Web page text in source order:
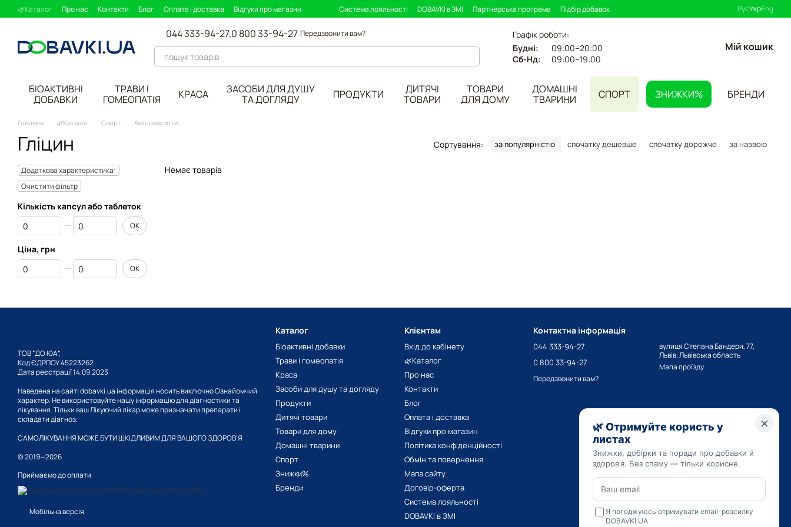
Перейти до основного контенту
🌿Каталог Про нас Контакти Блог Оплата і доставка Відгуки про магазин Система лояльності DOBAVKI в ЗМІ Партнерська програма Підбір добавок РусУкрEng
044 333-94-27,0 800 33-94-27 Передзвонити вам?
Графік роботи:
Будні:
09:00–20:00
Сб-Нд:
09:00–19:00
Мій кошик
БІОАКТИВНІ
ДОБАВКИ
ТРАВИ І
ГОМЕОПАТІЯ
КРАСА
ЗАСОБИ ДЛЯ ДУШУ
ТА ДОГЛЯДУ
ПРОДУКТИ
ДИТЯЧІ
ТОВАРИ
ТОВАРИ
ДЛЯ ДОМУ
ДОМАШНІ
ТВАРИНИ
СПОРТ ЗНИЖКИ% БРЕНДИ
Головна 🌿Каталог Спорт Амінокислоти
Гліцин Сортування: за популярністю спочатку дешевше спочатку дорожче за назвою
Немає товарів
Додаткова характеристика:
Очистити фільтр
Кількість капсул або таблеток
Від Кількість капсул або таблеток
До Кількість капсул або таблеток
ОК
Ціна, грн
Від Ціна, грн
До Ціна, грн ОК
ТОВ “ДО ЮА”,
Код ЄДРПОУ 45223262
Дата реєстрації 14.09.2023
Наведена на сайті dobavki.ua інформація носить виключно Ознайомчий
характер. Не використовуйте нашу інформацію для діагностики та
лікування. Тільки ваш Лікуючий лікар може призначати препарати і
складати діагноз.
САМОЛІКУВАННЯ МОЖЕ БУТИ ШКІДЛИВИМ ДЛЯ ВАШОГО ЗДОРОВ'Я
© 2019—2026
Приймаємо до оплати
Мобільна версія
Каталог
Біоактивні добавки
Трави і гомеопатія
Краса
Засоби для душу та догляду
Продукти
Дитячі товари
Товари для дому
Домашні тварини
Спорт
Знижки%
Бренди
Клієнтам
Вхід до кабінету
🌿Каталог
Про нас
Контакти
Блог
Оплата і доставка
Відгуки про магазин
Політика конфіденційності
Обмін та повернення
Мапа сайту
Договір-оферта
Система лояльності
DOBAVKI в ЗМІ
Контактна інформація
044 333-94-27
0 800 33-94-27
Передзвонити вам?
вулиця Степана Бандери, 77,
Львів, Львівська область
Мапа проїзду